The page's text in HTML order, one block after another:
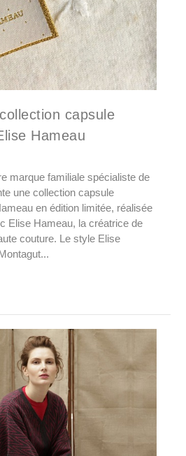
capsule
Hameau
marque familiale spécialiste de
une collection capsule
en édition limitée, réalisée
Elise Hameau, la créatrice de
couture. Le style Elise